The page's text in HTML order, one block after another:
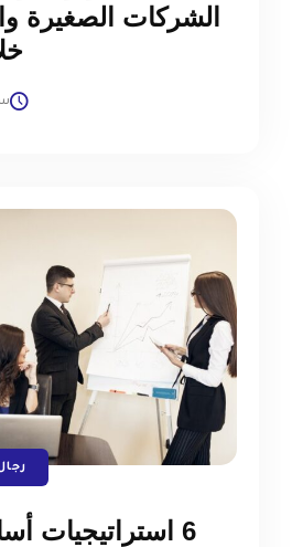
الشركات الصغيرة
6 استراتيجيات